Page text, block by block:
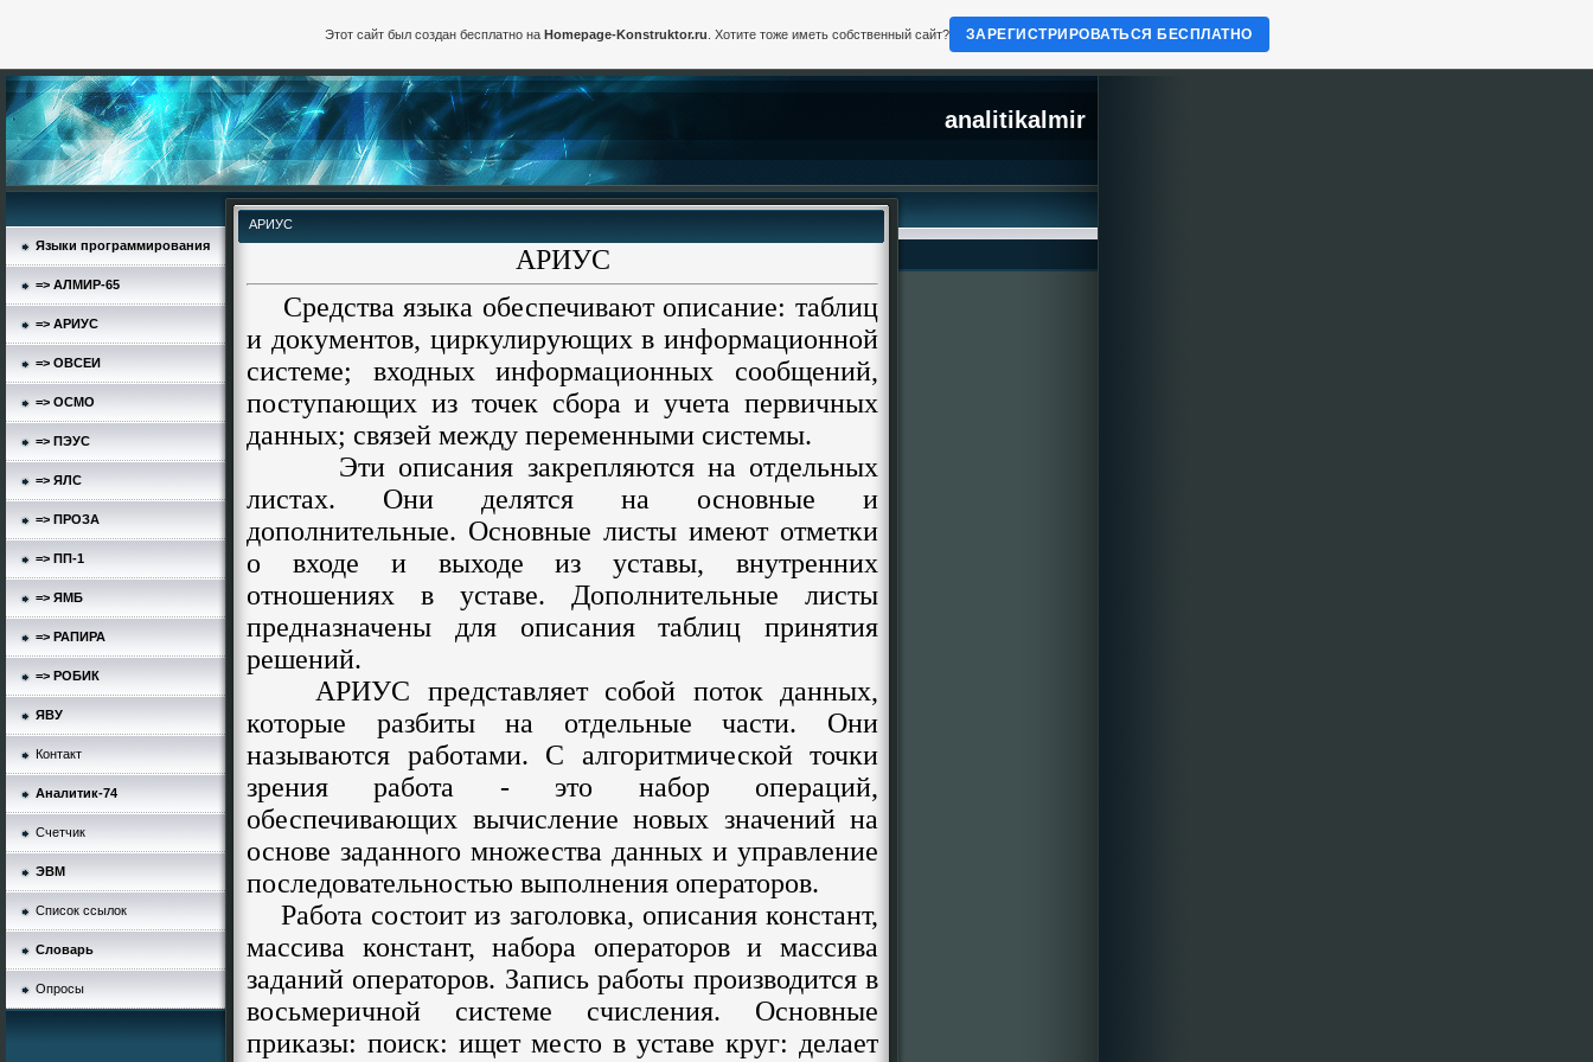
analitikalmir
Языки программирования
=> АЛМИР-65
=> АРИУС
=> ОВСЕИ
=> ОСМО
=> ПЭУС
=> ЯЛС
=> ПРОЗА
=> ПП-1
=> ЯМБ
=> РАПИРА
=> РОБИК
ЯВУ
Контакт
Аналитик-74
Счетчик
ЭВМ
Список ссылок
Словарь
Опросы
АРИУС
АРИУС
Средства языка обеспечивают описание: таблиц
и документов, циркулирующих в информационной
системе; входных информационных сообщений,
поступающих из точек сбора и учета первичных
данных; связей между переменными системы.
Эти описания закрепляются на отдельных
листах. Они делятся на основные и
дополнительные. Основные листы имеют отметки
о входе и выходе из уставы, внутренних
отношениях в уставе. Дополнительные листы
предназначены для описания таблиц принятия
решений.
АРИУС представляет собой поток данных,
которые разбиты на отдельные части. Они
называются работами. С алгоритмической точки
зрения работа - это набор операций,
обеспечивающих вычисление новых значений на
основе заданного множества данных и управление
последовательностью выполнения операторов.
Работа состоит из заголовка, описания констант,
массива констант, набора операторов и массива
заданий операторов. Запись работы производится в
восьмеричной системе счисления. Основные
приказы: поиск: ищет место в уставе круг: делает
Этот сайт был создан бесплатно на Homepage-Konstruktor.ru . Хотите тоже иметь собственный сайт? ЗАРЕГИСТРИРОВАТЬСЯ БЕСПЛАТНО